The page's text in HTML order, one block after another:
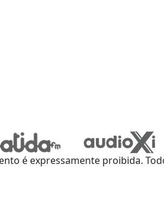
é expressamente proibida.